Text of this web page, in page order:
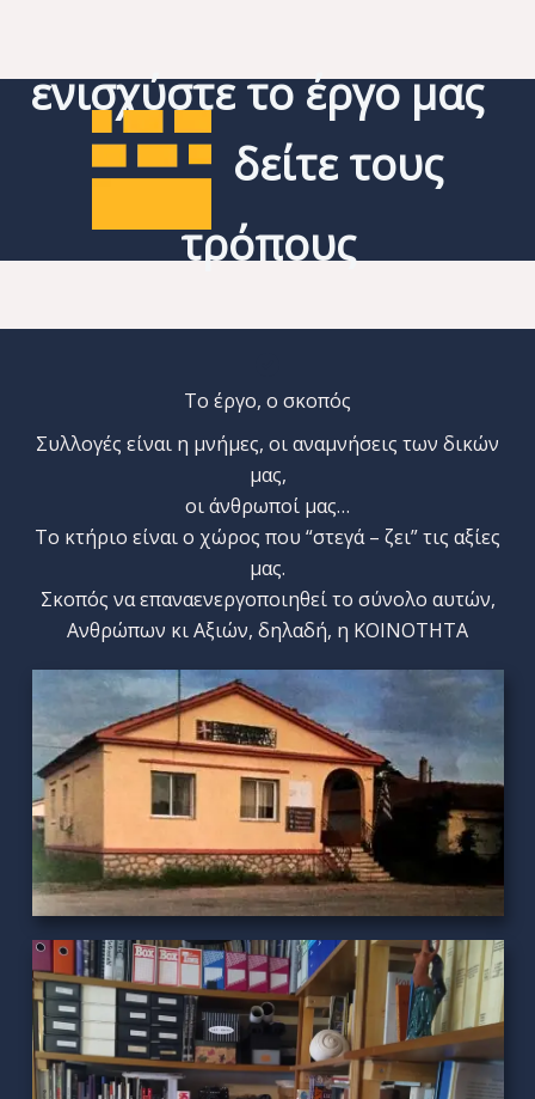
ενισχύστε το έργο μας
δείτε τους
τρόπους
Το έργο, ο σκοπός
Συλλογές είναι η μνήμες, οι αναμνήσεις των δικών
μας,
οι άνθρωποί μας…
Το κτήριο είναι ο χώρος που “στεγά – ζει” τις αξίες
μας.
Σκοπός να επαναενεργοποιηθεί το σύνολο αυτών,
Ανθρώπων κι Αξιών, δηλαδή, η ΚΟΙΝΟΤΗΤΑ